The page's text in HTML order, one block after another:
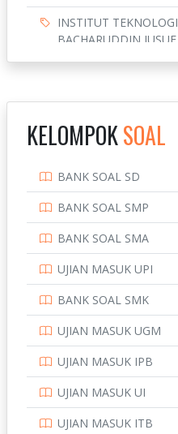
INSTITUT TEKNOLOGI
BACHARUDDIN JUSUF
BANDUNG
INSTITUT TEKNOLOGI
INSTITUT TEKNOLOGI
SEPULUH NOVEMBER
INSTITUT TEKNOLOGI
SUMATERA
IPDN / STPDN
PENDIDIKAN
PERBANKAN
POLRI
POLTEK SSN
KELOMPOKSOAL
BANK SOAL SD
BANK SOAL SMP
BANK SOAL SMA
UJIAN MASUK UPI
BANK SOAL SMK
UJIAN MASUK UGM
UJIAN MASUK IPB
UJIAN MASUK UI
UJIAN MASUK ITB